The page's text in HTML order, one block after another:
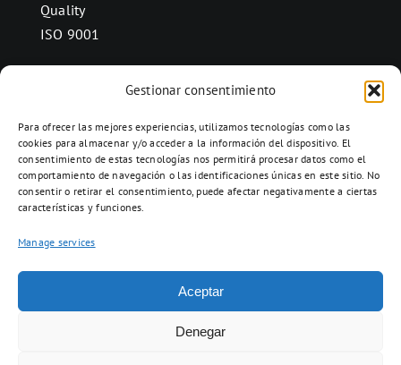
Gestionar consentimiento
Para ofrecer las mejores experiencias, utilizamos tecnologías como las
cookies para almacenar y/o acceder a la información del dispositivo. El
consentimiento de estas tecnologías nos permitirá procesar datos como el
comportamiento de navegación o las identificaciones únicas en este sitio. No
consentir o retirar el consentimiento, puede afectar negativamente a ciertas
características y funciones.
Manage services
Aceptar
Denegar
Quality
ISO 9001
Ctra. Folquer a Jorba km.38,2,
08280 Calaf, Barcelona
938 69 82 50
info@ceramicascalaf.com